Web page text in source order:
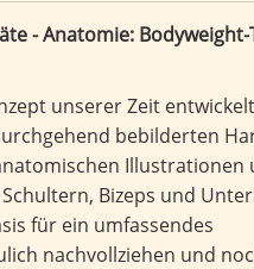
- Anatomie:
unserer Zeit
bebilderten
Illustrationen
Bizeps und
für ein umfassendes
nachvollziehen und